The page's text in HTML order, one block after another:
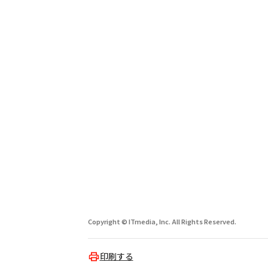
Copyright © ITmedia, Inc. All Rights Reserved.
印刷する